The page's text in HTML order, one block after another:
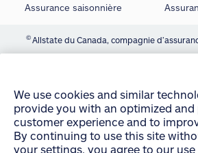
Assurance saisonnière
©Allstate du Canada, compagnie
Manage Cookie Settings
Accessibilité
By continuing to use this site
your settings, you agree to our use
and similar technologies. For
to change your cookie settings at